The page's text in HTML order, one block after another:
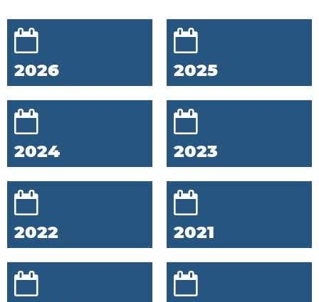
2026 2025
2024 2023
2022 2021